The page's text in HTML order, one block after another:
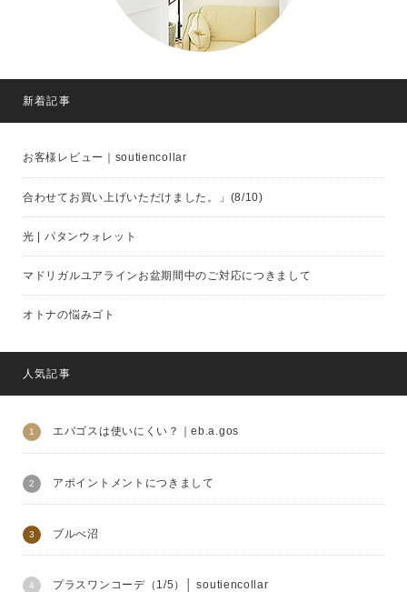
新着記事
お客様レビュー｜soutiencollar
合わせてお買い上げいただけました。」(8/10)
光 | パタンウォレット
マドリガルユアラインお盆期間中のご対応につきまして
オトナの悩みゴト
人気記事
エバゴスは使いにくい？｜eb.a.gos
アポイントメントにつきまして
ブルべ沼
プラスワンコーデ（1/5）│ soutiencollar